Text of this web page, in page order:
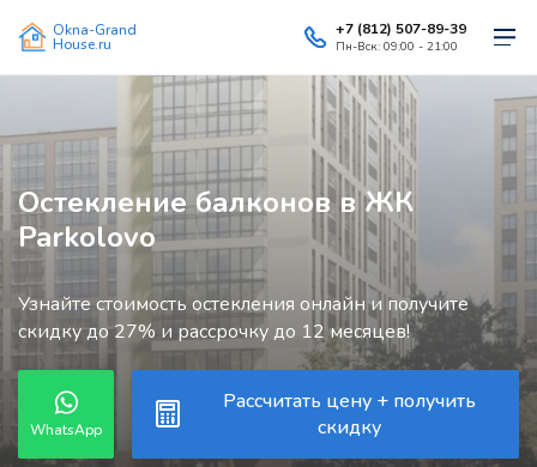
Okna-Grand
House.ru
+7 (812) 507-89-39
Пн-Вск: 09:00 - 21:00
Остекление балконов в ЖК
Parkolovo
Узнайте стоимость остекления онлайн и получите
скидку до 27% и рассрочку до 12 месяцев!
WhatsApp
Рассчитать цену + получить
скидку